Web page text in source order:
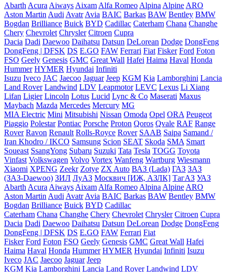
Abarth Acura Aiways Aixam Alfa Romeo Alpina Alpine ARO
Aston Martin Audi Avatr Avia BAIC Barkas BAW Bentley BMW
Bogdan Brilliance Buick BYD Cadillac Caterham Chana Changhe
Chery Chevrolet Chrysler Citroen Cupra
Dacia Dadi Daewoo Daihatsu Datsun DeLorean Dodge DongFeng
DongFeng | DFSK DS E.GO FAW Ferrari Fiat Fisker Ford Foton
FSO Geely Genesis GMC Great Wall Hafei Haima Haval Honda
Hummer HYMER Hyundai Infiniti
Isuzu Iveco JAC Jaecoo Jaguar Jeep KGM Kia Lamborghini Lancia
Land Rover Landwind LDV Leapmotor LEVC Lexus Li Xiang
Lifan Ligier Lincoln Lotus Lucid Lync & Co Maserati Maxus
Maybach Mazda Mercedes Mercury MG
MIA Electric Mini Mitsubishi Nissan Omoda Opel ORA Peugeot
Piaggio Polestar Pontiac Porsche Proton Qoros Qvale RAF Range
Rover Ravon Renault Rolls-Royce Rover SAAB Saipa Samand /
Iran Khodro / IKCO Samsung Scion SEAT Skoda SMA Smart
Soueast SsangYong Subaru Suzuki Tata Tesla TOGG Toyota
Vinfast Volkswagen Volvo Vortex Wanfeng Wartburg Wiesmann
Xiaomi XPENG Zeekr Zotye ZX Auto ВАЗ (Lada) ГАЗ ЗАЗ
(ЗАЗ-Daewoo) ЗИЛ ЛуАЗ Москвич [ИЖ, АЗЛК] ТагАЗ УАЗ
Abarth Acura Aiways Aixam Alfa Romeo Alpina Alpine ARO
Aston Martin Audi Avatr Avia BAIC Barkas BAW Bentley BMW
Bogdan Brilliance Buick BYD Cadillac
Caterham Chana Changhe Chery Chevrolet Chrysler Citroen Cupra
Dacia Dadi Daewoo Daihatsu Datsun DeLorean Dodge DongFeng
DongFeng | DFSK DS E.GO FAW Ferrari Fiat
Fisker Ford Foton FSO Geely Genesis GMC Great Wall Hafei
Haima Haval Honda Hummer HYMER Hyundai Infiniti Isuzu
Iveco JAC Jaecoo Jaguar Jeep
KGM Kia Lamborghini Lancia Land Rover Landwind LDV